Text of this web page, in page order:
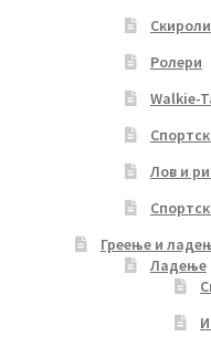
Скироли
Ролери
Walkie-
Лов и
Греење и
Ладење